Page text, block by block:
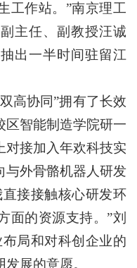
工作站。”南京理工
主任、副教授汪诚
出一半时间驻留江
协同”拥有了长效
区智能制造学院研一
对接加入年欢科技实
与外骨骼机器人研发
接接触核心研发环
面的资源支持。”刘
局和对科创企业的
展的意愿。